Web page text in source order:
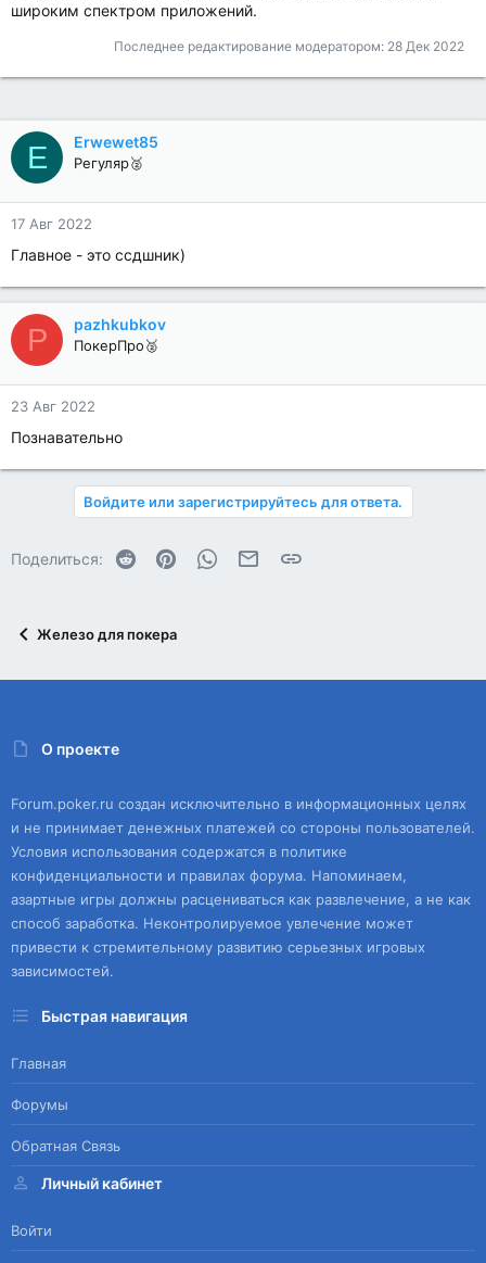
широким спектром приложений.
Последнее редактирование модератором: 28 Дек 2022
E Erwewet85
Регуляр🥈
17 Авг 2022
Главное - это ссдшник)
P pazhkubkov
ПокерПро🥈
23 Авг 2022
Познавательно
Войдите или зарегистрируйтесь для ответа.
Поделиться: Reddit PinterestWhatsAppЭлектронная почта
Ссылка
Железо для покера
О проекте
Forum.poker.ru создан исключительно в информационных целях
и не принимает денежных платежей со стороны пользователей.
Условия использования содержатся в политике
конфиденциальности и правилах форума. Напоминаем,
азартные игры должны расцениваться как развлечение, а не как
способ заработка. Неконтролируемое увлечение может
привести к стремительному развитию серьезных игровых
зависимостей.
Быстрая навигация
Главная
Форумы
Обратная Связь
Личный кабинет
Войти